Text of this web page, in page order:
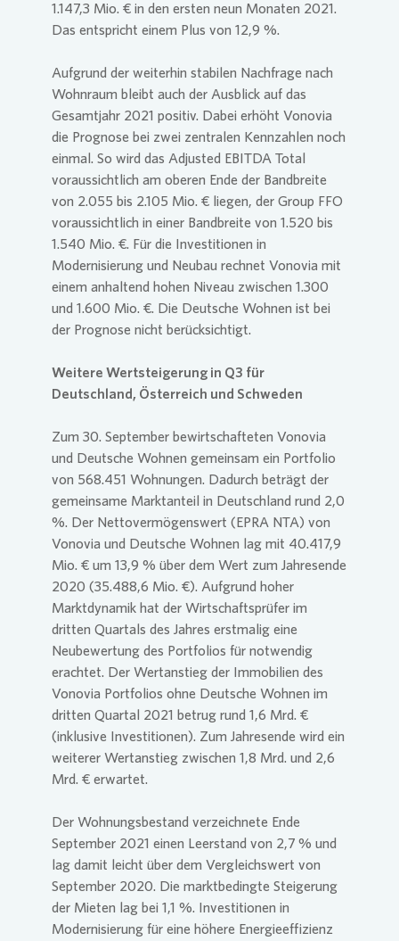
1.147,3 Mio. € in den ersten neun Monaten 2021.
Das entspricht einem Plus von 12,9 %.
Aufgrund der weiterhin stabilen Nachfrage nach
Wohnraum bleibt auch der Ausblick auf das
Gesamtjahr 2021 positiv. Dabei erhöht Vonovia
die Prognose bei zwei zentralen Kennzahlen noch
einmal. So wird das Adjusted EBITDA Total
voraussichtlich am oberen Ende der Bandbreite
von 2.055 bis 2.105 Mio. € liegen, der Group FFO
voraussichtlich in einer Bandbreite von 1.520 bis
1.540 Mio. €. Für die Investitionen in
Modernisierung und Neubau rechnet Vonovia mit
einem anhaltend hohen Niveau zwischen 1.300
und 1.600 Mio. €. Die Deutsche Wohnen ist bei
der Prognose nicht berücksichtigt.
Weitere Wertsteigerung in Q3 für
Deutschland, Österreich und Schweden
Zum 30. September bewirtschafteten Vonovia
und Deutsche Wohnen gemeinsam ein Portfolio
von 568.451 Wohnungen. Dadurch beträgt der
gemeinsame Marktanteil in Deutschland rund 2,0
%. Der Nettovermögenswert (EPRA NTA) von
Vonovia und Deutsche Wohnen lag mit 40.417,9
Mio. € um 13,9 % über dem Wert zum Jahresende
2020 (35.488,6 Mio. €). Aufgrund hoher
Marktdynamik hat der Wirtschaftsprüfer im
dritten Quartals des Jahres erstmalig eine
Neubewertung des Portfolios für notwendig
erachtet. Der Wertanstieg der Immobilien des
Vonovia Portfolios ohne Deutsche Wohnen im
dritten Quartal 2021 betrug rund 1,6 Mrd. €
(inklusive Investitionen). Zum Jahresende wird ein
weiterer Wertanstieg zwischen 1,8 Mrd. und 2,6
Mrd. € erwartet.
Der Wohnungsbestand verzeichnete Ende
September 2021 einen Leerstand von 2,7 % und
lag damit leicht über dem Vergleichswert von
September 2020. Die marktbedingte Steigerung
der Mieten lag bei 1,1 %. Investitionen in
Modernisierung für eine höhere Energieeffizienz